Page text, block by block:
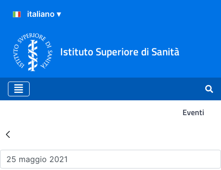
Istituto Superiore di Sanità
Eventi
Risultati della Ricerca -